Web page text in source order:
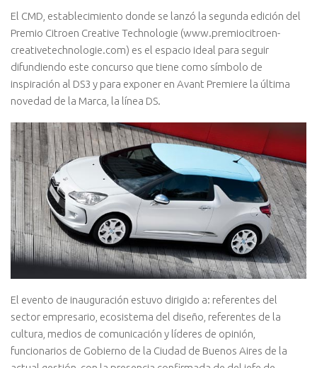
El CMD, establecimiento donde se lanzó la segunda edición del
Premio Citroen Creative Technologie (www.premiocitroen-
creativetechnologie.com) es el espacio ideal para seguir
difundiendo este concurso que tiene como símbolo de
inspiración al DS3 y para exponer en Avant Premiere la última
novedad de la Marca, la línea DS.
El evento de inauguración estuvo dirigido a: referentes del
sector empresario, ecosistema del diseño, referentes de la
cultura, medios de comunicación y líderes de opinión,
funcionarios de Gobierno de la Ciudad de Buenos Aires de la